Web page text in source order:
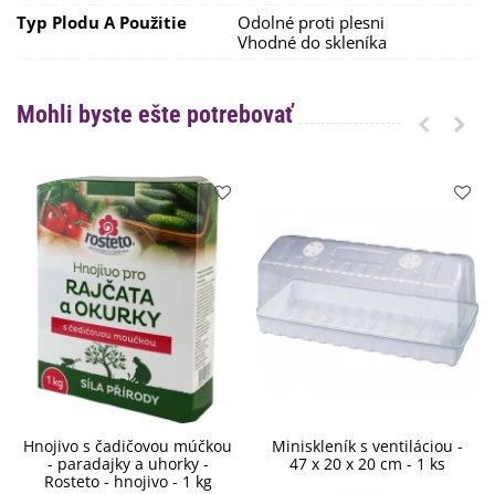
Typ Plodu A Použitie
Odolné proti plesni
Vhodné do skleníka
Mohli byste ešte potrebovať
Hnojivo s čadičovou múčkou
- paradajky a uhorky -
Rosteto - hnojivo - 1 kg
Miniskleník s ventiláciou -
47 x 20 x 20 cm - 1 ks